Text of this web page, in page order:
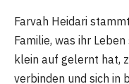
Farvah Heidari
Familie, was ihr
klein auf gelernt hat,
verbinden und sich in